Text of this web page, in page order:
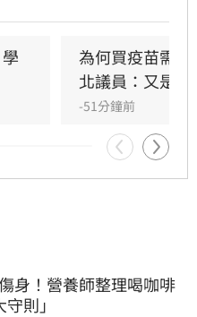
，但和疫情爆發後疫
，批評綠營偷換概念
有大批網友回顧郭台
買」的貼文，認為內容
因素卡關或延遲的時
為何買疫苗需
北議員：又是中
-51分鐘前
身！營養師整理喝咖啡
守則」